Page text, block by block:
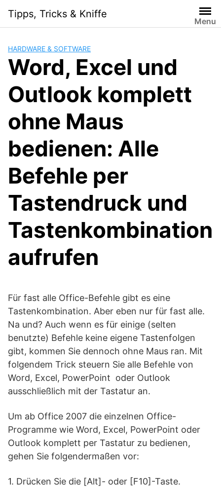
content
Tipps, Tricks & Kniffe
Menu
HARDWARE & SOFTWARE
Word, Excel und
Outlook komplett
ohne Maus
bedienen: Alle
Befehle per
Tastendruck und
Tastenkombination
aufrufen
Für fast alle Office-Befehle gibt es eine
Tastenkombination. Aber eben nur für fast alle.
Na und? Auch wenn es für einige (selten
benutzte) Befehle keine eigene Tastenfolgen
gibt, kommen Sie dennoch ohne Maus ran. Mit
folgendem Trick steuern Sie alle Befehle von
Word, Excel, PowerPoint oder Outlook
ausschließlich mit der Tastatur an.
Um ab Office 2007 die einzelnen Office-
Programme wie Word, Excel, PowerPoint oder
Outlook komplett per Tastatur zu bedienen,
gehen Sie folgendermaßen vor:
1. Drücken Sie die [Alt]- oder [F10]-Taste.